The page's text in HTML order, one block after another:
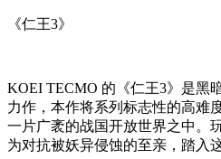
《仁王3》
KOEI TECMO 的《仁王3》是黑
力作，本作将系列标志性的高难
一片广袤的战国开放世界之中。
为对抗被妖异侵蚀的至亲，踏入